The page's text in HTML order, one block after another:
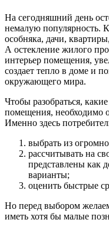
На сегодняшний день
немалую популярность.
особняка, дачи,
А остекление жилого
интерьер помещения,
создает тепло в доме и
окружающего мира.
Чтобы разобраться,
помещения, необходимо
Именно здесь
выбрать из
рассчитывать на
представлены как
варианты;
оценить быстрые
Но перед выбором
иметь хотя бы малые